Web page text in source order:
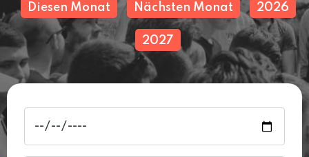
Diesen Monat Nächsten Monat 2026
2027